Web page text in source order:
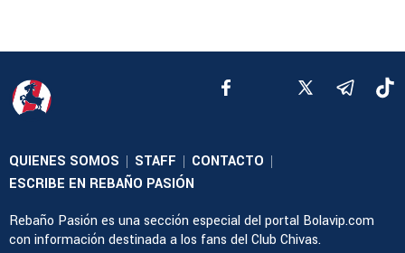
QUIENES SOMOS | STAFF | CONTACTO |
ESCRIBE EN REBAÑO PASIÓN
Rebaño Pasión es una sección especial del portal Bolavip.com
con información destinada a los fans del Club Chivas.